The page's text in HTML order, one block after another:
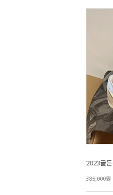
2023골
385,000원